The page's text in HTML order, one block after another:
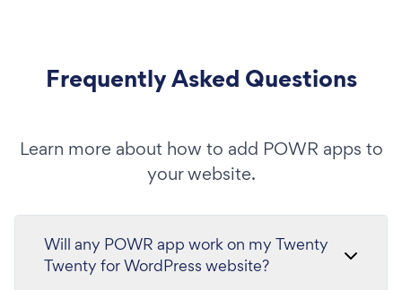
Frequently Asked Questions
Learn more about how to add POWR apps to
your website.
Will any POWR app work on my Twenty
Twenty for WordPress website?